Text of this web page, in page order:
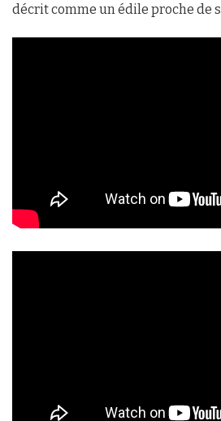
décrit comme un édile proche de